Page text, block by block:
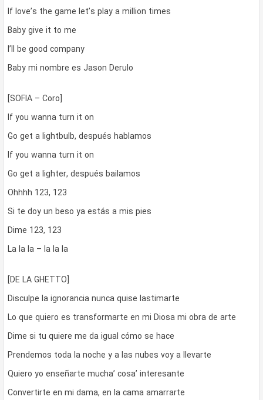
If love’s the game let’s play a million times
Baby give it to me
I’ll be good company
Baby mi nombre es Jason Derulo
[SOFIA – Coro]
If you wanna turn it on
Go get a lightbulb, después hablamos
If you wanna turn it on
Go get a lighter, después bailamos
Ohhhh 123, 123
Si te doy un beso ya estás a mis pies
Dime 123, 123
La la la – la la la
[DE LA GHETTO]
Disculpe la ignorancia nunca quise lastimarte
Lo que quiero es transformarte en mi Diosa mi obra de arte
Dime si tu quiere me da igual cómo se hace
Prendemos toda la noche y a las nubes voy a llevarte
Quiero yo enseñarte mucha’ cosa’ interesante
Convertirte en mi dama, en la cama amarrarte